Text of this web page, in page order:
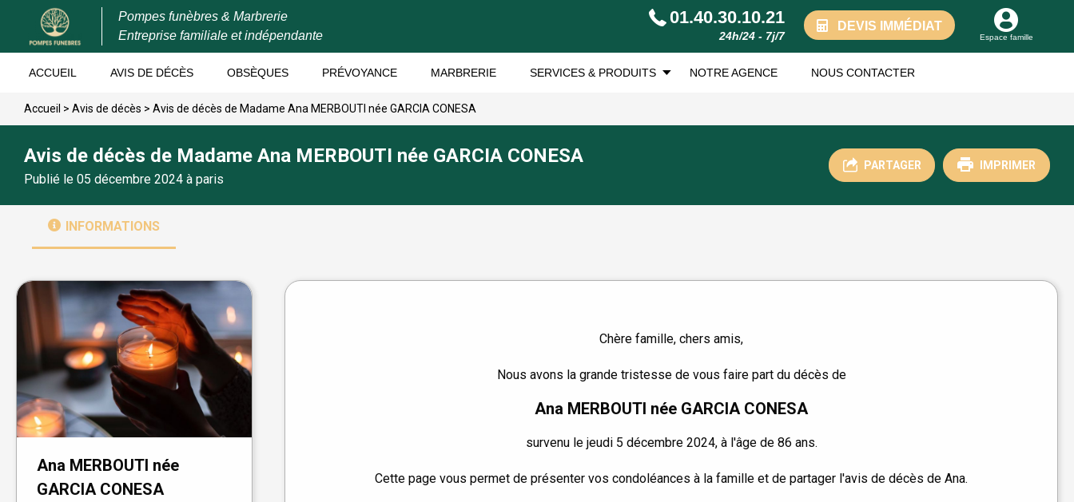
Pompes funèbres & Marbrerie
Entreprise familiale et indépendante
01.40.30.10.21
24h/24 - 7j/7
DEVIS IMMÉDIAT
Espace famille
ACCUEIL AVIS DE DÉCÈS OBSÈQUES PRÉVOYANCE MARBRERIE SERVICES & PRODUITS NOTRE AGENCE NOUS CONTACTER
Accueil > Avis de décès > Avis de décès de Madame Ana MERBOUTI née GARCIA CONESA
Avis de décès de Madame Ana MERBOUTI née GARCIA CONESA
Publié le 05 décembre 2024 à paris
PARTAGER IMPRIMER
INFORMATIONS
Ana MERBOUTI née
GARCIA CONESA
Chère famille, chers amis,
Nous avons la grande tristesse de vous faire part du décès de
Ana MERBOUTI née GARCIA CONESA
survenu le jeudi 5 décembre 2024, à l'âge de 86 ans.
Cette page vous permet de présenter vos condoléances à la famille et de partager l'avis de décès de Ana.